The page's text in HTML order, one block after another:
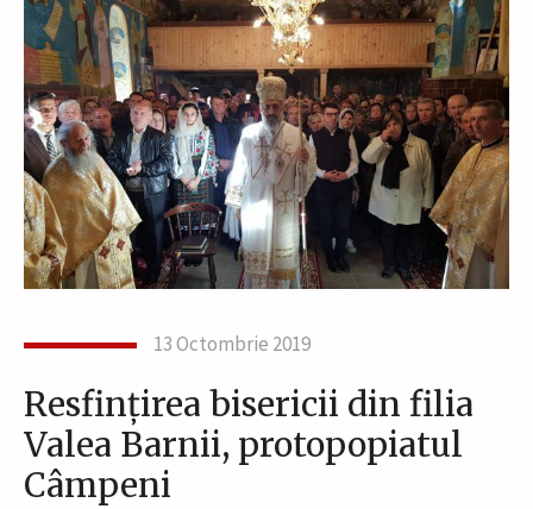
13 Octombrie 2019
Resfințirea bisericii din filia
Valea Barnii, protopopiatul
Câmpeni